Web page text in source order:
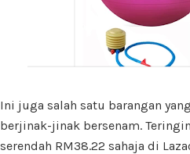
Ini juga salah satu barangan
berjinak-jinak bersenam.
serendah RM38.22 sahaja di